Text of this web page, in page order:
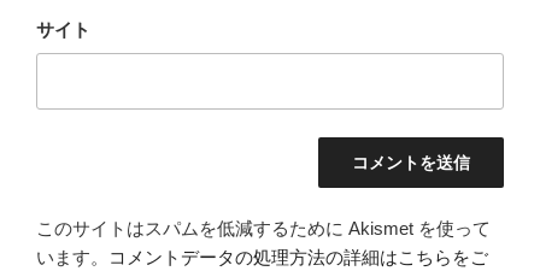
サイト
このサイトはスパムを低減するために Akismet を使って
います。
コメントデータの処理方法の詳細はこちらをご